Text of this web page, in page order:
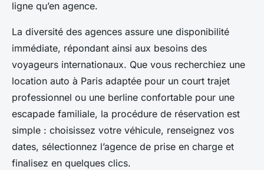
ligne qu’en agence.
La diversité des agences assure une disponibilité
immédiate, répondant ainsi aux besoins des
voyageurs internationaux. Que vous recherchiez une
location auto à Paris adaptée pour un court trajet
professionnel ou une berline confortable pour une
escapade familiale, la procédure de réservation est
simple : choisissez votre véhicule, renseignez vos
dates, sélectionnez l’agence de prise en charge et
finalisez en quelques clics.